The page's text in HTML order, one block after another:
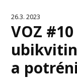
26.3. 2023
VOZ
a